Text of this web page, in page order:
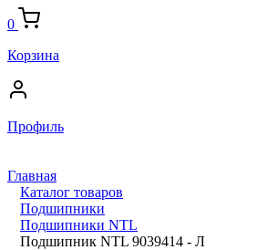
0
Корзина
Профиль
Главная
Каталог товаров
Подшипники
Подшипники NTL
Подшипник NTL 9039414 - Л